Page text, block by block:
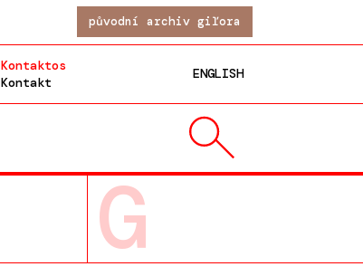
původní archiv giľora
Kontaktos
Kontakt
ENGLISH
G